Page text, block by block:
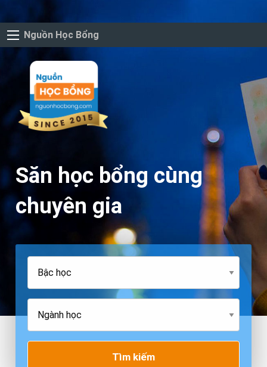
Nguồn Học Bổng
Săn học bổng cùng
chuyên gia
Tìm kiếm